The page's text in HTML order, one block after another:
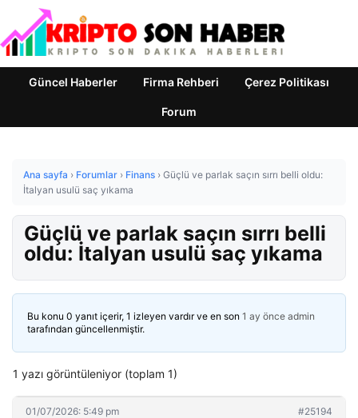
Güncel Haberler Firma Rehberi Çerez Politikası
Forum
Ana sayfa › Forumlar › Finans › Güçlü ve parlak saçın sırrı belli oldu:
İtalyan usulü saç yıkama
Güçlü ve parlak saçın sırrı belli
oldu: İtalyan usulü saç yıkama
Bu konu 0 yanıt içerir, 1 izleyen vardır ve en son 1 ay önce admin
tarafından güncellenmiştir.
1 yazı görüntüleniyor (toplam 1)
01/07/2026: 5:49 pm #25194